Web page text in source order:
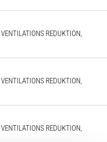
REDUKTION,
REDUKTION,
REDUKTION,